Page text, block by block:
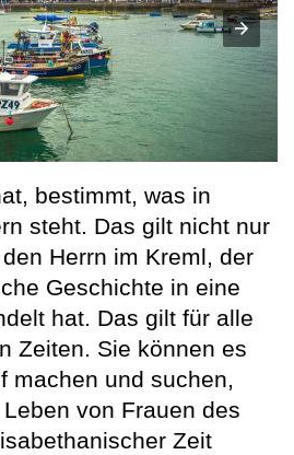
bestimmt, was in
steht. Das gilt nicht nur
Herrn im Kreml, der
Geschichte in eine
hat. Das gilt für alle
Zeiten. Sie können es
machen und suchen,
von Frauen des
Zeit